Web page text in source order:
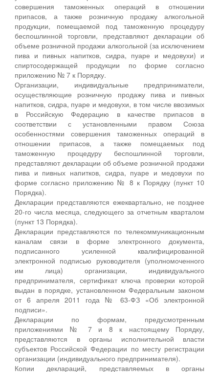
совершения таможенных операций в отношении
припасов, а также розничную продажу алкогольной
продукции, помещаемой под таможенную процедуру
беспошлинной торговли, представляют декларации об
объеме розничной продажи алкогольной (за исключением
пива и пивных напитков, сидра, пуаре и медовухи) и
спиртосодержащей продукции по форме согласно
приложению № 7 к Порядку.
Организации, индивидуальные предприниматели,
осуществляющие розничную продажу пива и пивных
напитков, сидра, пуаре и медовухи, в том числе ввозимых
в Российскую Федерацию в качестве припасов в
соответствии с установленными правом Союза
особенностями совершения таможенных операций в
отношении припасов, а также помещаемых под
таможенную процедуру беспошлинной торговли,
представляют декларации об объеме розничной продажи
пива и пивных напитков, сидра, пуаре и медовухи по
форме согласно приложению № 8 к Порядку (пункт 10
Порядка).
Декларации представляются ежеквартально, не позднее
20-го числа месяца, следующего за отчетным кварталом
(пункт 13 Порядка).
Декларации представляются по телекоммуникационным
каналам связи в форме электронного документа,
подписанного усиленной квалифицированной
электронной подписью руководителя (уполномоченного
им лица) организации, индивидуального
предпринимателя, сертификат ключа проверки которой
выдан в порядке, установленном Федеральным законом
от 6 апреля 2011 года № 63-ФЗ «Об электронной
подписи».
Декларации по формам, предусмотренным
приложениями № 7 и 8 к настоящему Порядку,
представляются в органы исполнительной власти
субъектов Российской Федерации по месту регистрации
организации (индивидуального предпринимателя).
Копии деклараций, представляемых в органы